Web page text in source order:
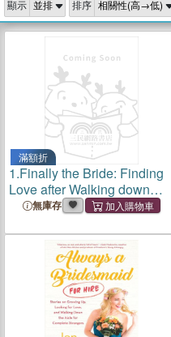
孩
顯示 排序
滿額折
1.Finally the Bride: Finding
Love after Walking down
Everyone Else's Aisle
無庫存